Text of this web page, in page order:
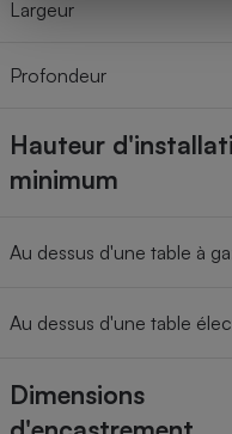
Largeur
Profondeur
Hauteur
minimum
Au dessus d'une table à
Au dessus d'une table
Dimensions